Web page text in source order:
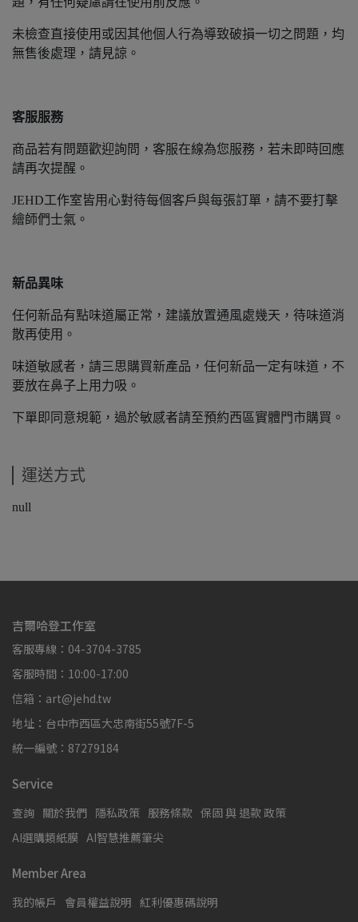
未檢查直接使用或因其他個人行為導致破損一切之問題，均
無售後處理，請見諒。
客服服務
商品若有問題歡迎詢問，客服在線為您服務，若未即時回應
請再次提醒。
JEHD工作室皆用心對待每個客戶與每張訂單，請不要打擊
繪師們士氣。
新品異味
任何新品有點味道屬正常，建議放置通風處幾天，待味道消
散再使用。
味道敏感者，請三思購買新產品，任何新品一定有味道，不
要放在鼻子上用力吸。
下單即同意規範，過於敏感者請至預約西區實體門市購買。
運送方式
null
吉爾哈登工作室
客服專線：04-3704-3785
客服時間：10:00-17:00
信箱：art@jehd.tw
地址：台中市西區大忠南街55號7F-5
統一編號：87279184
Service
查詢 關於我們 隱私政策 服務條款 保固 與 退款 政策
AI選購類紙膜 AI智慧推薦筆尖
Member Area
我的帳戶 會員權益說明 紅利優惠碼說明